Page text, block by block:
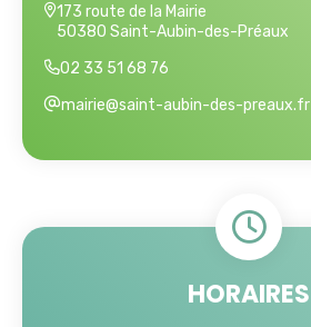
173 route de la Mairie
50380 Saint-Aubin-des-Préaux
02 33 51 68 76
mairie@saint-aubin-des-preaux.fr
HORAIRES